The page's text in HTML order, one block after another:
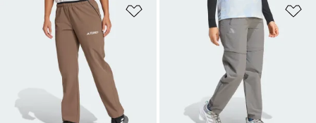
Añadir a la lista de deseos